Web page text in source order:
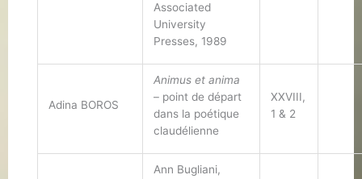
Associated
University
Presses, 1989
Adina BOROS
Animus et anima
– point de départ
dans la poétique
claudélienne
XXVIII,
1 & 2
Ann Bugliani,